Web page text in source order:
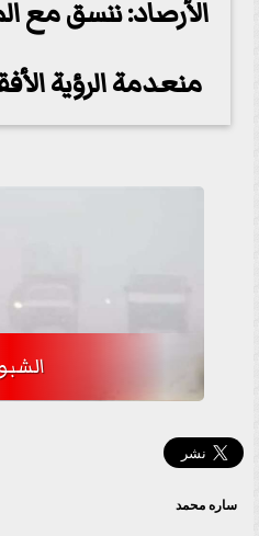
الأرصاد: ننسق مع
منعدمة الرؤية
ساره محمد